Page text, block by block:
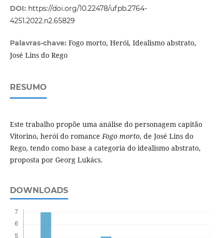
DOI: https://doi.org/10.22478/ufpb.2764-
4251.2022.n2.65829
Palavras-chave: Fogo morto, Herói, Idealismo abstrato,
José Lins do Rego
RESUMO
Este trabalho propõe uma análise do personagem capitão
Vitorino, herói do romanceFogo morto, de José Lins do
Rego, tendo como base a categoria do idealismo abstrato,
proposta por Georg Lukács.
DOWNLOADS